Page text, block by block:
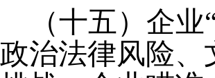
（十五）企业
政治法律风险